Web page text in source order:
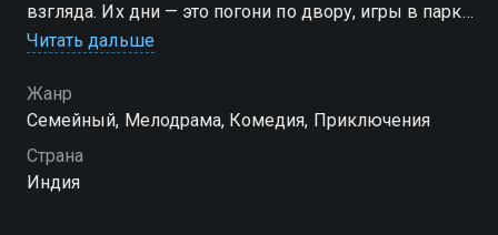
взгляда. Их дни — это погони по двору, игры в парке
и тихие вечера рядом. Но у их хозяев другие
любви" они не одобряют. Разлученные, Томи и
Амалу принимают решительное решение — сбежать
навстречу свободе и друг другу. Впереди их ждёт
настоящее приключение: незнакомые города,
добрые и не очень люди, встречи с другими
Читать дальше
Жанр
Cемейный, Мелодрама, Комедия, Приключения
Страна
Индия